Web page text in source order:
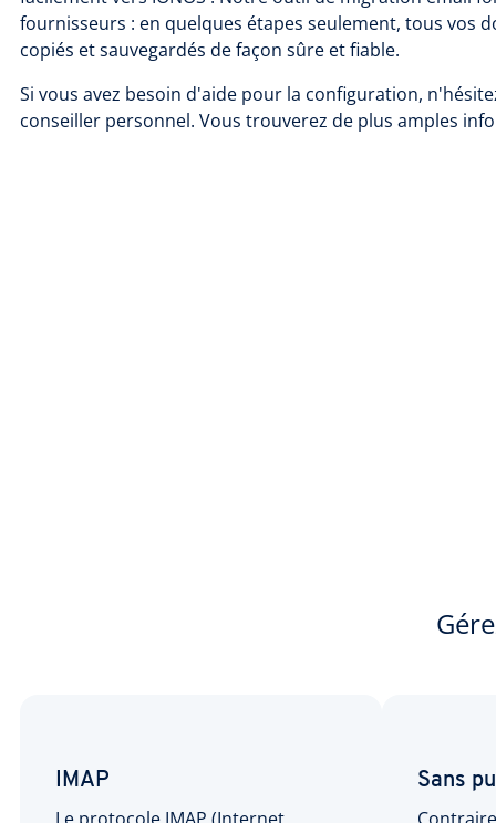
fournisseurs : en quelques étapes seulement, tous vos
copiés et sauvegardés de façon sûre et fiable.
Si vous avez besoin d'aide pour la configuration,
conseiller personnel. Vous trouverez de plus amples
IMAP Sans